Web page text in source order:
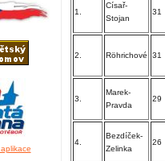
1.
Císař-
Stojan
31
2. Röhrichové 31
3.
Marek-
Pravda
29
4.
Bezdíček-
Zelinka
26